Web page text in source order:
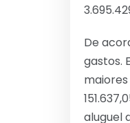
De
gastos.
aluguel